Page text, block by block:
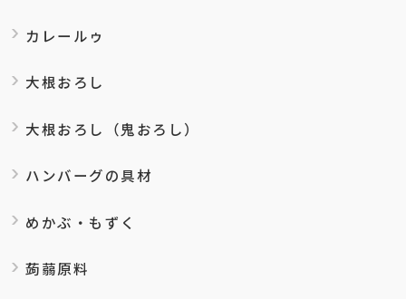
カレールゥ
大根おろし
大根おろし（鬼おろし）
ハンバーグの具材
めかぶ・もずく
蒟蒻原料